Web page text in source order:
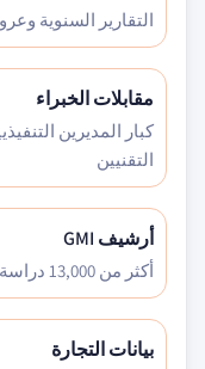
التقارير السنوية
مقابلات الخبراء
كبار المديرين
التقنيين
أرشيف GMI
أكثر من 13,000 دراسة منشورة عبر أكثر من 30 قطاعاً صناعياً
بيانات التجارة